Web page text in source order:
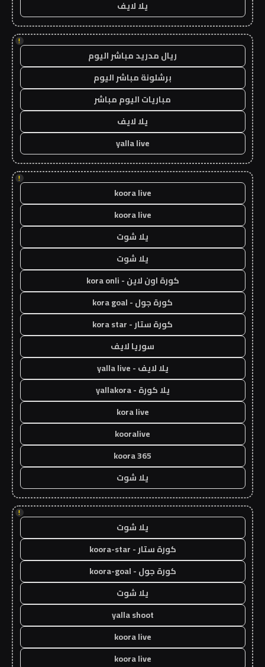
يلا لايف
!
ريال مدريد مباشر اليوم
برشلونة مباشر اليوم
مباريات اليوم مباشر
يلا لايف
yalla live
!
koora live
koora live
يلا شوت
يلا شوت
كورة اون لاين - kora onli
كورة جول - kora goal
كورة ستار - kora star
سوريا لايف
يلا لايف - yalla live
يلا كورة - yallakora
kora live
kooralive
koora 365
يلا شوت
!
يلا شوت
كورة ستار - koora-star
كورة جول - koora-goal
يلا شوت
yalla shoot
koora live
koora live